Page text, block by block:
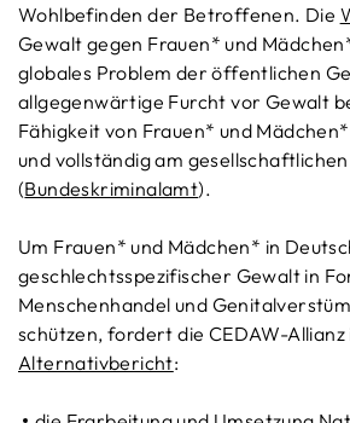
Wohlbefinden der Betroffenen. Die
Gewalt gegen Frauen* und
globales Problem der öffentlichen
allgegenwärtige Furcht vor Gewalt
Fähigkeit von Frauen* und
und vollständig am
(Bundeskriminalamt).
Um Frauen* und Mädchen* in
geschlechtsspezifischer Gewalt in
Menschenhandel und
schützen, fordert die CEDAW-Allianz
Alternativbericht: